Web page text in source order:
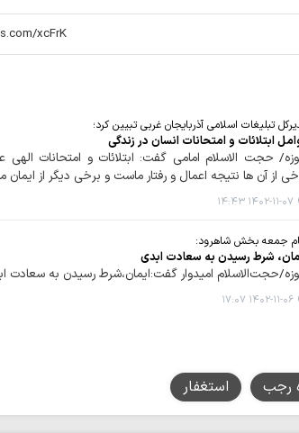
تبلیغات اسلامی آذربایجان غربی تبیین کرد؛
ابتلائات و امتحانات انسان در زندگی
حجت الاسلام امامی گفت: ابتلائات و امتحانات الهی
از آن ها نتیجه اعمال و رفتار ماست و برخی دیگر از ایمان
۱۴۰۲-۱۱-۰۷ ۱۴:۴۳
جمعه بخش شاهرود:
شرط رسیدن به سعادت ابدی
حجت‌الاسلام امیدوار گفت:ایمان،شرط رسیدن به سعادت
۱۴۰۲-۱۱-۰۶ ۱۷:۰۷
رجب استغفار